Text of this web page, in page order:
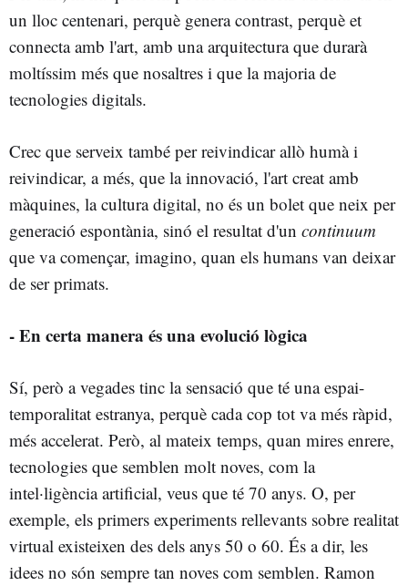
un lloc centenari, perquè genera contrast, perquè et
connecta amb l'art, amb una arquitectura que durarà
moltíssim més que nosaltres i que la majoria de
tecnologies digitals.
Crec que serveix també per reivindicar allò humà i
reivindicar, a més, que la innovació, l'art creat amb
màquines, la cultura digital, no és un bolet que neix per
generació espontània, sinó el resultat d'un continuum
que va començar, imagino, quan els humans van deixar
de ser primats.
- En certa manera és una evolució lògica
Sí, però a vegades tinc la sensació que té una espai-
temporalitat estranya, perquè cada cop tot va més ràpid,
més accelerat. Però, al mateix temps, quan mires enrere,
tecnologies que semblen molt noves, com la
intel·ligència artificial, veus que té 70 anys. O, per
exemple, els primers experiments rellevants sobre realitat
virtual existeixen des dels anys 50 o 60. És a dir, les
idees no són sempre tan noves com semblen. Ramon